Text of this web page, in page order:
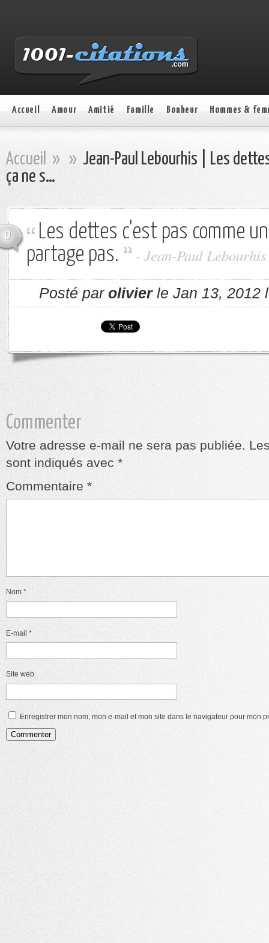
Accueil Amour Amitié Famille Bonheur Hommes &
Accueil » » Jean-Paul Lebourhis | Les
ça ne s…
0
Les dettes c'est pas comme
partage pas.
- Jean-Paul Lebourhis
Posté par olivierle Jan 13, 2012
Commenter
Votre adresse e-mail ne sera pas publiée.
sont indiqués avec *
Commentaire *
Nom *
E-mail *
Site web
Enregistrer mon nom, mon e-mail et mon site dans le navigateur pour mon